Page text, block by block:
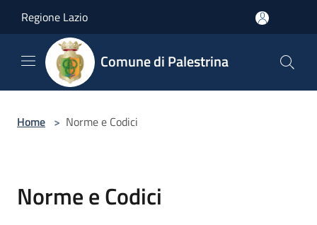
Regione Lazio
Comune di Palestrina
Home > Norme e Codici
Norme e Codici